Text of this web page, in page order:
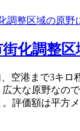
調整区域の原野
化調整
空港まで3キロ
大な原野なの
。評価額は平方